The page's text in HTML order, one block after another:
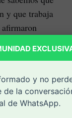
y que trabaja
que su voz
la tienen
no solo
hicieron un
y no
de la
de WhatsApp.